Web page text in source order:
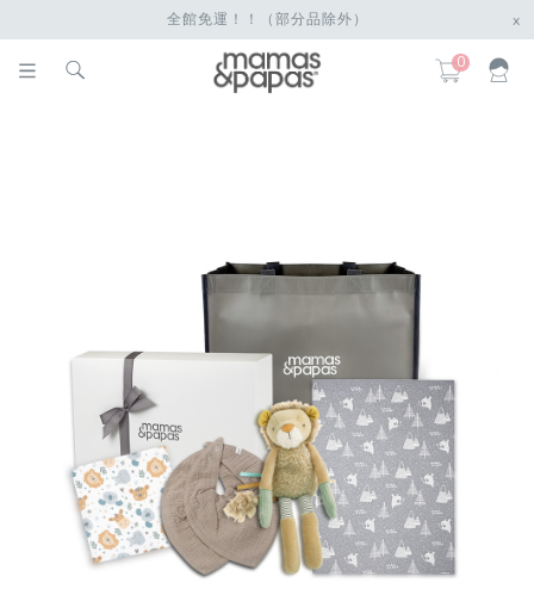
全館免運！！（部分品除外） x
0